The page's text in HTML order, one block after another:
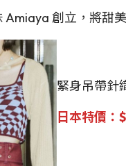
創立，將甜
緊身吊帶針
日本特價：